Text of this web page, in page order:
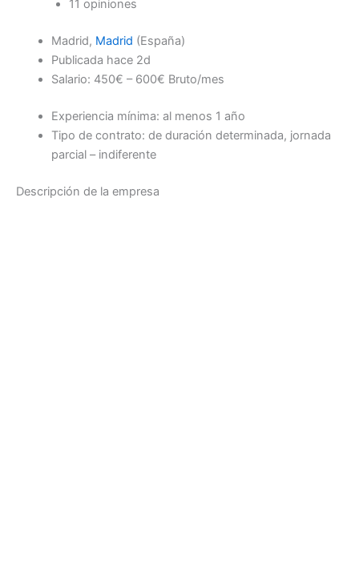
11 opiniones
Madrid, Madrid (España)
Publicada hace 2d
Salario: 450€ – 600€ Bruto/mes
Experiencia mínima: al menos 1 año
Tipo de contrato: de duración determinada, jornada
parcial – indiferente
Descripción de la empresa